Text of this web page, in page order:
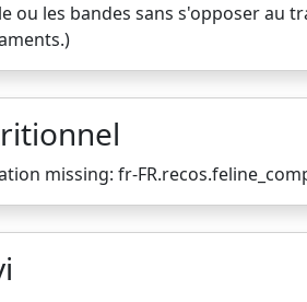
ou les bandes sans s'opposer au
missing: fr-